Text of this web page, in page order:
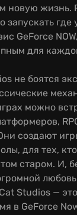
новую жизнь.
запускать где
GeForce
для
не боятся
можно
создают
для тех,
старом. И,
Studios —
в GeForce